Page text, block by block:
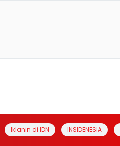
Iklanin di IDN INSIDENESIA